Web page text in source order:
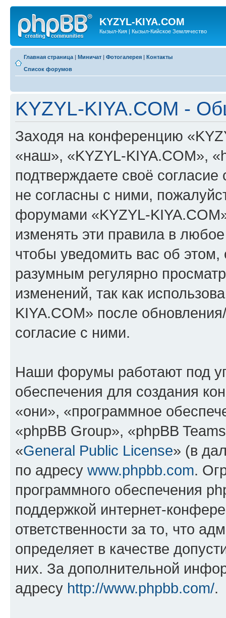
KYZYL-KIYA.COM
Кызыл-Кия | Кызыл-Кийское Землячество
Главная страница | Миничат | Фотогалерея | Контакты
Список форумов
KYZYL-KIYA.COM -
Заходя на конференцию
«наш», «KYZYL-KIYA.COM»,
подтверждаете своё
не согласны с ними,
форумами «KYZYL-
изменять эти правила в
чтобы уведомить вас об
разумным регулярно
изменений, так как
KIYA.COM» после
согласие с ними.
Наши форумы работают под
обеспечения для создания
«они», «программное
«phpBB Group», «phpBB
«General Public License» (в
по адресу www.phpbb.com.
программного обеспечения
поддержкой интернет-
ответственности за то, что
определяет в качестве
них. За дополнительной
адресу http://www.phpbb.com/.